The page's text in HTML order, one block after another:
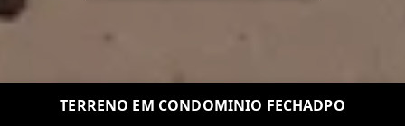
TERRENO EM CONDOMINIO FECHADPO